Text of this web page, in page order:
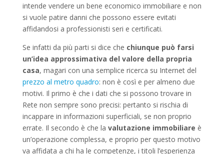
intende vendere un bene economico immobiliare e non
si vuole patire danni che possono essere evitati
affidandosi a professionisti seri e certificati.
Se infatti da più parti si dice che chiunque può farsi
un’idea approssimativa del valore della propria
casa, magari con una semplice ricerca su Internet del
prezzo al metro quadro: non è così e per almeno due
motivi. Il primo è che i dati che si possono trovare in
Rete non sempre sono precisi: pertanto si rischia di
incappare in informazioni superficiali, se non proprio
errate. Il secondo è che la valutazione immobiliare è
un’operazione complessa, e proprio per questo motivo
va affidata a chi ha le competenze, i titoli l’esperienza